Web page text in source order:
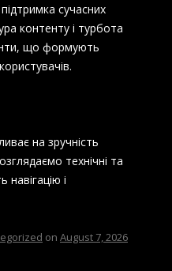
сучасних
контенту і турбота
що формують
на зручність
технічні та
і
on August 7, 2026